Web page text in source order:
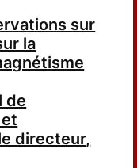
sur
la
de
directeur,